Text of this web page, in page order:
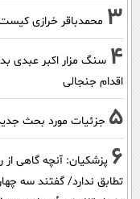
3 محمدباقر خرازی
4 سنگ مزار اکبر عبدی
اقدام جنجالی
5 جزئیات مورد بحث
6 پزشکیان‌: آنچه گاهی